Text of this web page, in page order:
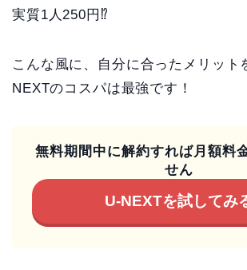
実質1人250円⁉
こんな風に、自分に合ったメリット
NEXTのコスパは最強です！
無料期間中に解約すれば月額料
せん
U-NEXTを試してみ